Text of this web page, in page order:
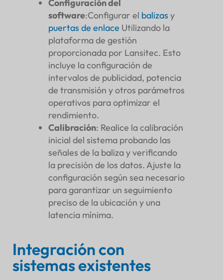
Configuración del
software:Configurar el balizas y
puertas de enlace Utilizando la
plataforma de gestión
proporcionada por Lansitec. Esto
incluye la configuración de
intervalos de publicidad, potencia
de transmisión y otros parámetros
operativos para optimizar el
rendimiento.
Calibración: Realice la calibración
inicial del sistema probando las
señales de la baliza y verificando
la precisión de los datos. Ajuste la
configuración según sea necesario
para garantizar un seguimiento
preciso de la ubicación y una
latencia mínima.
Integración con
sistemas existentes